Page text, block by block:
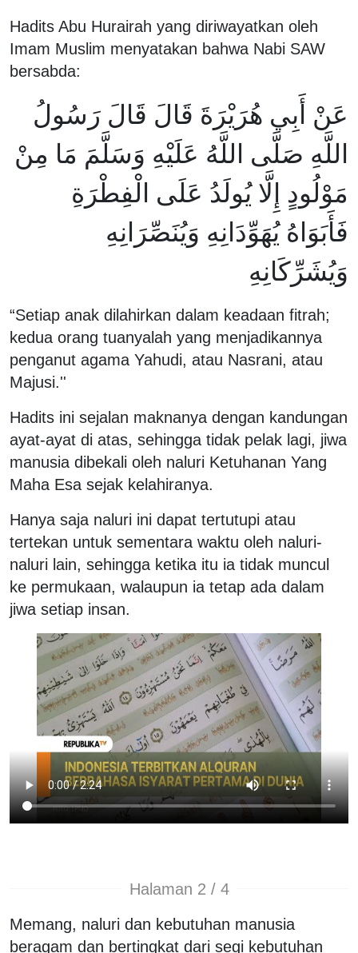
Hadits Abu Hurairah yang diriwayatkan oleh
Imam Muslim menyatakan bahwa Nabi SAW
bersabda:
عَنْ أَبِي هُرَيْرَةَ قَالَ قَالَ رَسُولُ
اللَّهِ صَلَّى اللَّهُ عَلَيْهِ وَسَلَّمَ مَا مِنْ
مَوْلُودٍ إِلَّا يُولَدُ عَلَى الْفِطْرَةِ
فَأَبَوَاهُ يُهَوِّدَانِهِ وَيُنَصِّرَانِهِ
وَيُشَرِّكَانِهِ
“Setiap anak dilahirkan dalam keadaan fitrah;
kedua orang tuanyalah yang menjadikannya
penganut agama Yahudi, atau Nasrani, atau
Majusi.''
Hadits ini sejalan maknanya dengan kandungan
ayat-ayat di atas, sehingga tidak pelak lagi, jiwa
manusia dibekali oleh naluri Ketuhanan Yang
Maha Esa sejak kelahiranya.
Hanya saja naluri ini dapat tertutupi atau
tertekan untuk sementara waktu oleh naluri-
naluri lain, sehingga ketika itu ia tidak muncul
ke permukaan, walaupun ia tetap ada dalam
jiwa setiap insan.
Halaman 2 / 4
Memang, naluri dan kebutuhan manusia
beragam dan bertingkat dari segi kebutuhan